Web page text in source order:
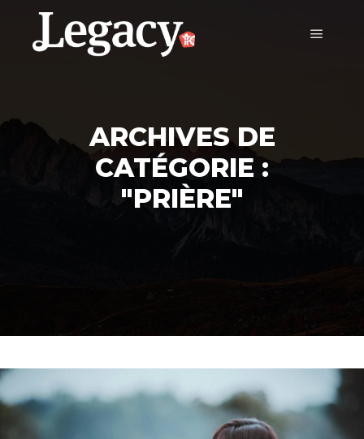
ARCHIVES DE
CATÉGORIE :
"PRIÈRE"